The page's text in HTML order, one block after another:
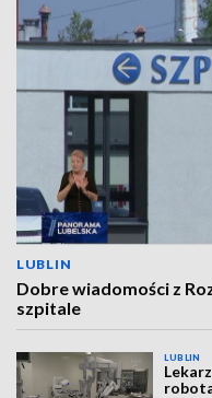
LUBLIN
Dobre wiadomości z
szpitale
LUBLIN